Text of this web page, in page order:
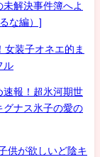
解決事件簿へよ
な編）]
装子オネエ的ま
ル
速報！超氷河期世
グナス氷子の愛の
供が欲しいど陰キ